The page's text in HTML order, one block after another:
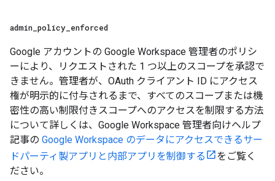
admin policy enforced
Google アカウントの Google Workspace 管理者のポリシ
ーにより、リクエストされた 1 つ以上のスコープを承認で
きません。管理者が、OAuth クライアント ID にアクセス
権が明示的に付与されるまで、すべてのスコープまたは機
密性の高い制限付きスコープへのアクセスを制限する方法
について詳しくは、Google Workspace 管理者向けヘルプ
記事の Google Workspace のデータにアクセスできるサー
ドパーティ製アプリと内部アプリを制御する
をご覧く
ださい。